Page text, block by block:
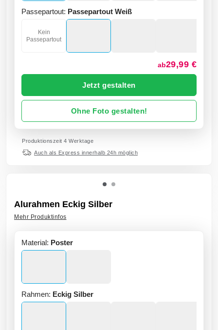
Passepartout: Passepartout Weiß
Kein
Passepartout
ab29,99 €
Jetzt gestalten
Ohne Foto gestalten!
Produktionszeit 4 Werktage
Auch als Express innerhalb 24h möglich
Alurahmen Eckig Silber
Mehr Produktinfos
Material: Poster
Rahmen: Eckig Silber